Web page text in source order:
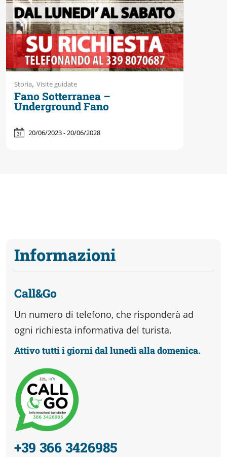
Storia, Visite guidate
Fano Sotterranea –
Underground Fano
20/06/2023 - 20/06/2028
Informazioni
Call&Go
Un numero di telefono, che risponderà ad
ogni richiesta informativa del turista.
Attivo tutti i giorni dal lunedì alla domenica.
+39 366 3426985